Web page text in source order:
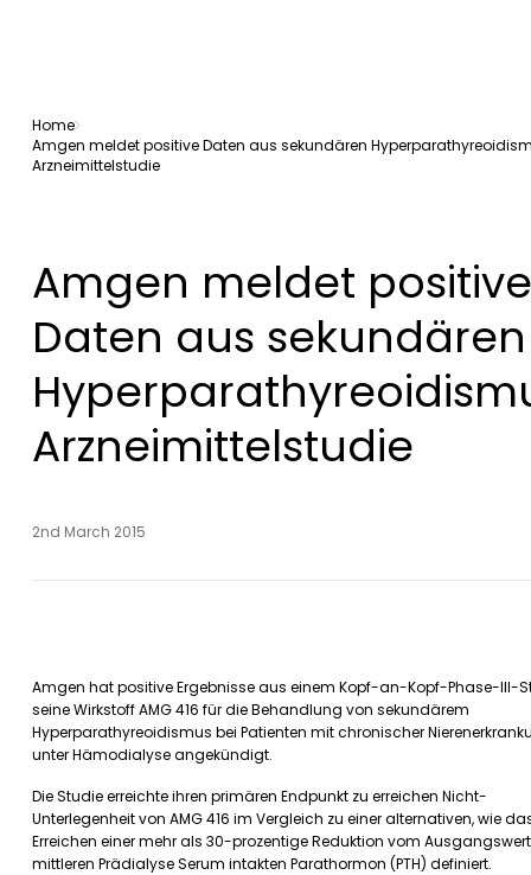
Home
Amgen meldet positive Daten aus sekundären
Arzneimittelstudie
Amgen meldet positive
Daten aus sekundären
Arzneimittelstudie
2nd March 2015
Amgen hat positive Ergebnisse aus einem Kopf-an-Kopf-Phase-III-
seine Wirkstoff AMG 416 für die Behandlung von sekundärem
Hyperparathyreoidismus bei Patienten mit chronischer
unter Hämodialyse angekündigt.
Die Studie erreichte ihren primären Endpunkt zu erreichen Nicht-
Unterlegenheit von AMG 416 im Vergleich zu einer alternativen, wie
Erreichen einer mehr als 30-prozentige Reduktion vom
mittleren Prädialyse Serum intakten Parathormon (PTH) definiert.